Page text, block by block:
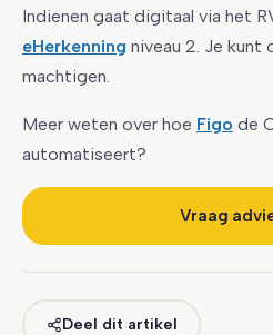
Indienen gaat digitaal via het
eHerkenning niveau 2. Je kunt
machtigen.
Meer weten over hoe Figo de
automatiseert?
Vraag
Deel dit artikel